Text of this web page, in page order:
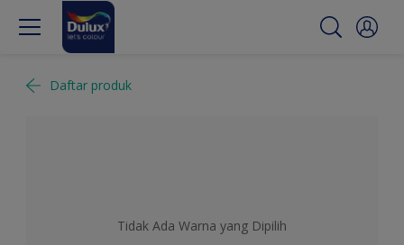
Daftar produk
Tidak Ada Warna yang Dipilih